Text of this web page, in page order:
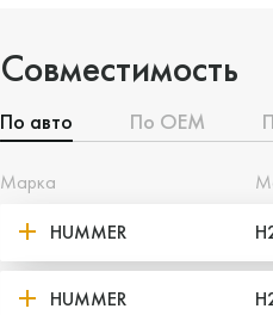
Совместимость
По авто По ОЕМ
Марка
HUMMER
HUMMER